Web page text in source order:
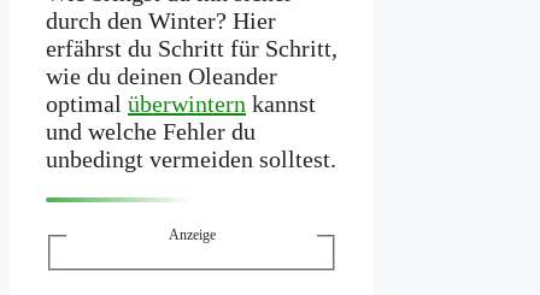
durch den Winter? Hier
erfährst du Schritt für Schritt,
wie du deinen Oleander
optimal überwintern kannst
und welche Fehler du
unbedingt vermeiden solltest.
Anzeige